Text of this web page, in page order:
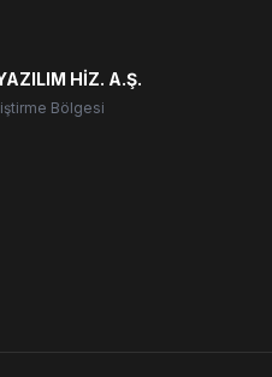
HİZ. A.Ş.
Bölgesi